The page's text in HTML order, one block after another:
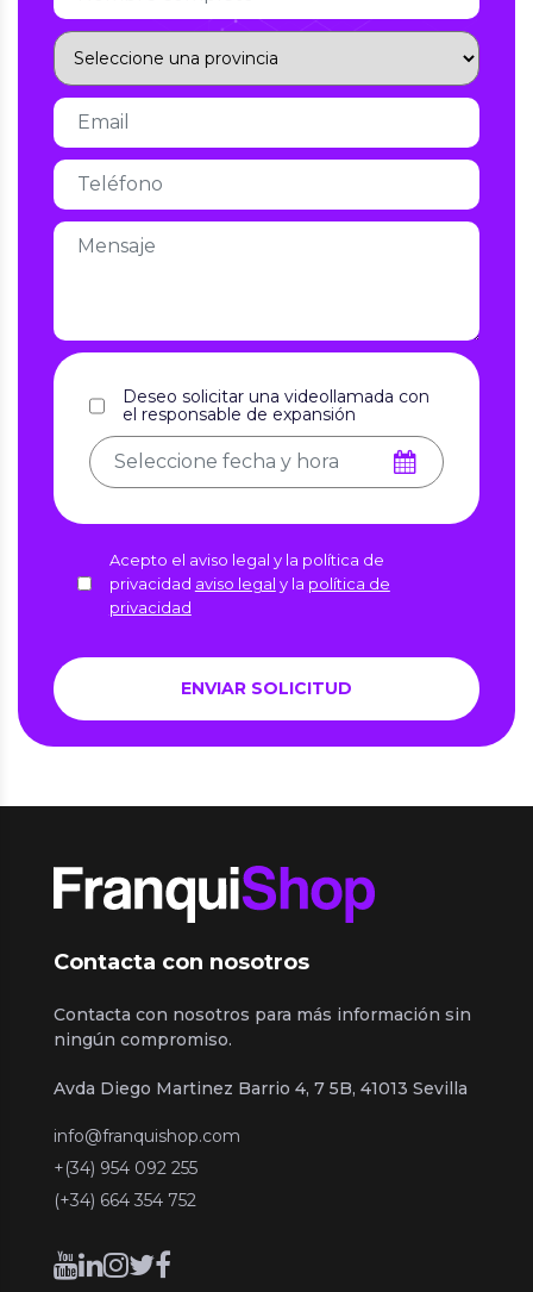
Deseo solicitar una videollamada con
el responsable de expansión
Acepto el aviso legal y la política de
privacidad aviso legal y la política de
privacidad
Contacta con nosotros
Contacta con nosotros para más información sin
ningún compromiso.
Avda Diego Martinez Barrio 4, 7 5B, 41013 Sevilla
info@franquishop.com
+(34) 954 092 255
(+34) 664 354 752